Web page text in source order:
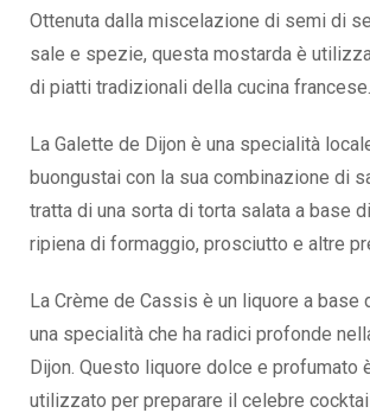
Ottenuta dalla miscelazione di semi di
sale e spezie, questa mostarda è
di piatti tradizionali della cucina francese.
La Galette de Dijon è una specialità
buongustai con la sua combinazione di
tratta di una sorta di torta salata a base
ripiena di formaggio, prosciutto e altre
La Crème de Cassis è un liquore a base
una specialità che ha radici profonde
Dijon. Questo liquore dolce e profumato
utilizzato per preparare il celebre